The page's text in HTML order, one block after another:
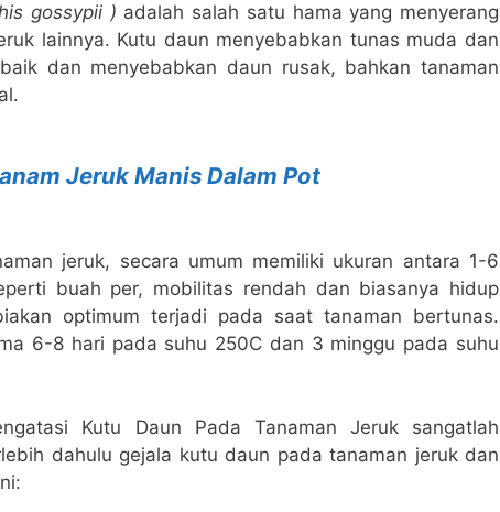
gossypii ) adalah salah satu hama yang menyerang
lainnya. Kutu daun menyebabkan tunas muda dan
dan menyebabkan daun rusak, bahkan tanaman
Jeruk Manis Dalam Pot
jeruk, secara umum memiliki ukuran antara 1-6
buah per, mobilitas rendah dan biasanya hidup
optimum terjadi pada saat tanaman bertunas.
6-8 hari pada suhu 250C dan 3 minggu pada suhu
Kutu Daun Pada Tanaman Jeruk sangatlah
dahulu gejala kutu daun pada tanaman jeruk dan